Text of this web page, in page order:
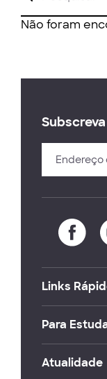
Não foram
Links
Para
Atualidade